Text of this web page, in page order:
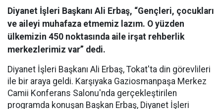
Diyanet İşleri Başkanı Ali Erbaş, “Gençleri, çocukları
ve aileyi muhafaza etmemiz lazım. O yüzden
ülkemizin 450 noktasında aile irşat rehberlik
merkezlerimiz var” dedi.
Diyanet İşleri Başkanı Ali Erbaş, Tokat'ta din görevlileri
ile bir araya geldi. Karşıyaka Gaziosmanpaşa Merkez
Camii Konferans Salonu'nda gerçekleştirilen
programda konuşan Başkan Erbaş, Diyanet İşleri